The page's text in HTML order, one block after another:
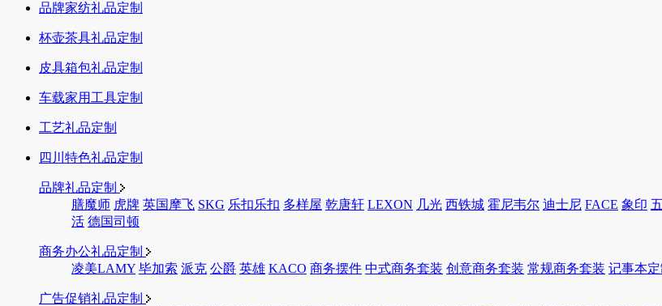
品牌家纺礼品定制
杯壶茶具礼品定制
皮具箱包礼品定制
车载家用工具定制
工艺礼品定制
四川特色礼品定制
品牌礼品定制
膳魔师 虎牌 英国摩飞 SKG 乐扣乐扣 多样屋 乾唐轩 LEXON 几光 西铁城 霍尼韦尔 迪士尼 FACE 象印
活 德国司顿
商务办公礼品定制
凌美LAMY 毕加索 派克 公爵 英雄 KACO 商务摆件 中式商务套装 创意商务套装 常规商务套装 记事本定
广告促销礼品定制